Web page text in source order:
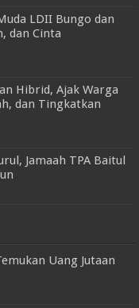
LDII Bungo dan
dan Cinta
Hibrid, Ajak Warga
dan Tingkatkan
Jamaah TPA Baitul
Uang Jutaan